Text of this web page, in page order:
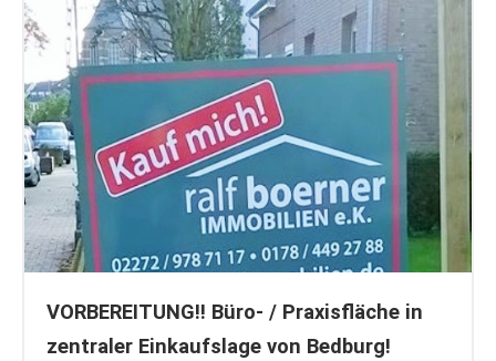
VORBEREITUNG!! Büro- / Praxisfläche in
zentraler Einkaufslage von Bedburg!